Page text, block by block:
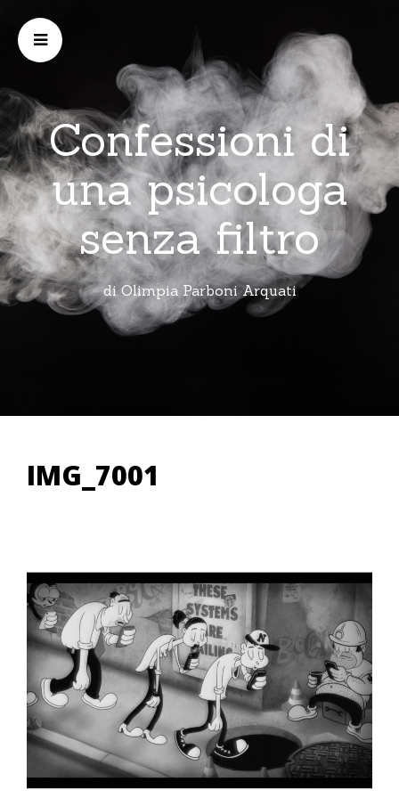
Confessioni di
una psicologa
senza filtro
di Olimpia Parboni Arquati
IMG_7001